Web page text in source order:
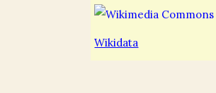
Wikidata